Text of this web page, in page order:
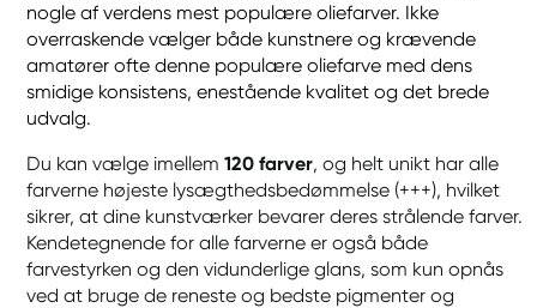
nogle af verdens mest populære oliefarver. Ikke
overraskende vælger både kunstnere og krævende
amatører ofte denne populære oliefarve med dens
smidige konsistens, enestående kvalitet og det brede
udvalg.
Du kan vælge imellem 120 farver, og helt unikt har alle
farverne højeste lysægthedsbedømmelse (+++), hvilket
sikrer, at dine kunstværker bevarer deres strålende farver.
Kendetegnende for alle farverne er også både
farvestyrken og den vidunderlige glans, som kun opnås
ved at bruge de reneste og bedste pigmenter og